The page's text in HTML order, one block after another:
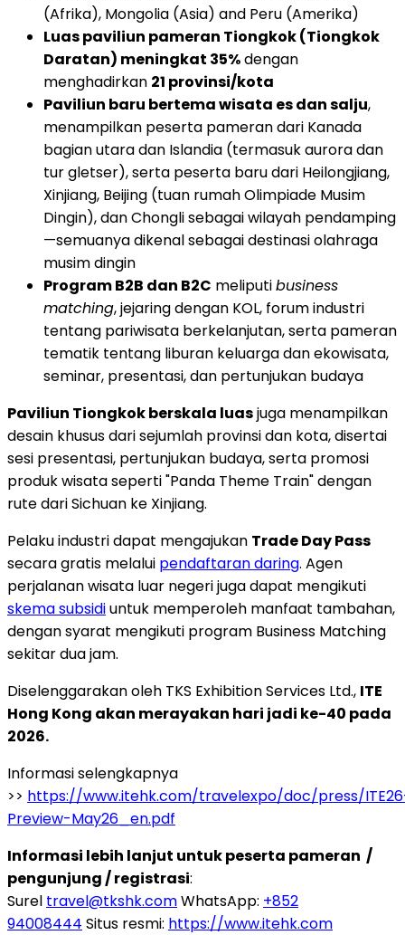
(Afrika), Mongolia (Asia) and Peru (Amerika)
Luas paviliun pameran Tiongkok (Tiongkok
Daratan) meningkat 35%dengan
menghadirkan 21 provinsi/kota
Paviliun baru bertema wisata es dan salju,
menampilkan peserta pameran dari Kanada
bagian utara dan Islandia (termasuk aurora dan
tur gletser), serta peserta baru dari Heilongjiang,
Xinjiang, Beijing (tuan rumah Olimpiade Musim
Dingin), dan Chongli sebagai wilayah pendamping
—semuanya dikenal sebagai destinasi olahraga
musim dingin
Program B2B dan B2C meliputibusiness
matching, jejaring dengan KOL, forum industri
tentang pariwisata berkelanjutan, serta pameran
tematik tentang liburan keluarga dan ekowisata,
seminar, presentasi, dan pertunjukan budaya
Paviliun Tiongkok berskala luasjuga menampilkan
desain khusus dari sejumlah provinsi dan kota, disertai
sesi presentasi, pertunjukan budaya, serta promosi
produk wisata seperti "Panda Theme Train" dengan
rute dari Sichuan ke Xinjiang.
Pelaku industri dapat mengajukan Trade Day Pass
secara gratis melalui pendaftaran daring. Agen
perjalanan wisata luar negeri juga dapat mengikuti
skema subsidiuntuk memperoleh manfaat tambahan,
dengan syarat mengikuti program Business Matching
sekitar dua jam.
Diselenggarakan oleh TKS Exhibition Services Ltd., ITE
Hong Kong akan merayakan hari jadi ke-40 pada
2026.
Informasi selengkapnya
>> https://www.itehk.com/travelexpo/doc/press/
Preview-May26_en.pdf
Informasi lebih lanjut untuk peserta pameran /
pengunjung / registrasi:
Surel travel@tkshk.comWhatsApp: +852
94008444 Situs resmi: https://www.itehk.com